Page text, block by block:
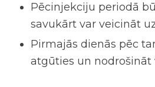
Pēcinjekciju periodā
savukārt var veicināt
Pirmajās dienās pēc
atgūties un nodrošināt